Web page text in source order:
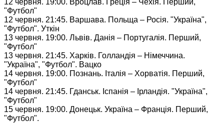
"Футбол"
12 червня. 21:45. Варшава. Польща – Росія. "Україна",
"Футбол". Уткін
13 червня. 19:00. Львів. Данія – Португалія. Перший,
"Футбол"
13 червня. 21:45. Харків. Голландія – Німеччина.
"Україна", "Футбол". Вацко
14 червня. 19:00. Познань. Італія – Хорватія. Перший,
"Футбол"
14 червня. 21:45. Гданськ. Іспанія – Ірландія. "Україна",
"Футбол"
15 червня. 19:00. Донецьк. Україна – Франція. Перший,
"Футбол".